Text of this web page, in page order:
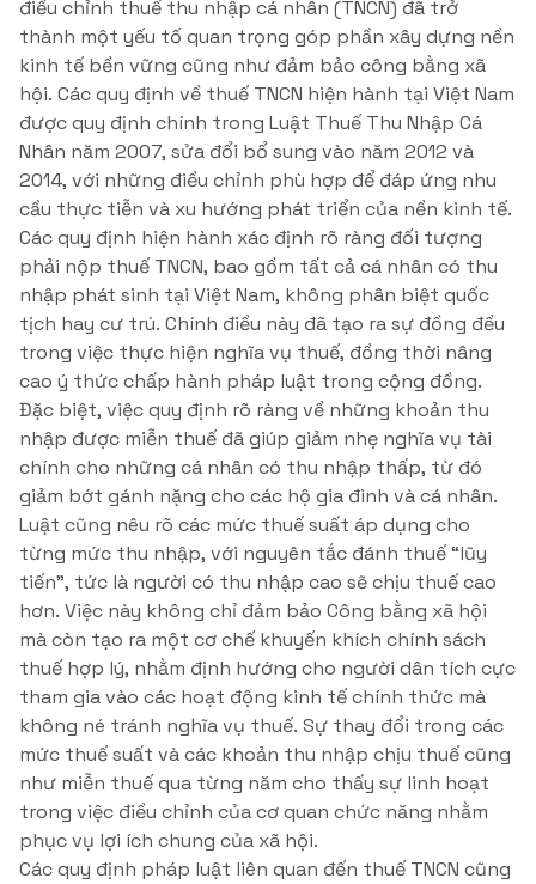
điều chỉnh thuế thu nhập cá nhân (TNCN) đã trở
thành một yếu tố quan trọng góp phần xây dựng nền
kinh tế bền vững cũng như đảm bảo công bằng xã
hội. Các quy định về thuế TNCN hiện hành tại Việt Nam
được quy định chính trong Luật Thuế Thu Nhập Cá
Nhân năm 2007, sửa đổi bổ sung vào năm 2012 và
2014, với những điều chỉnh phù hợp để đáp ứng nhu
cầu thực tiễn và xu hướng phát triển của nền kinh tế.
Các quy định hiện hành xác định rõ ràng đối tượng
phải nộp thuế TNCN, bao gồm tất cả cá nhân có thu
nhập phát sinh tại Việt Nam, không phân biệt quốc
tịch hay cư trú. Chính điều này đã tạo ra sự đồng đều
trong việc thực hiện nghĩa vụ thuế, đồng thời nâng
cao ý thức chấp hành pháp luật trong cộng đồng.
Đặc biệt, việc quy định rõ ràng về những khoản thu
nhập được miễn thuế đã giúp giảm nhẹ nghĩa vụ tài
chính cho những cá nhân có thu nhập thấp, từ đó
giảm bớt gánh nặng cho các hộ gia đình và cá nhân.
Luật cũng nêu rõ các mức thuế suất áp dụng cho
từng mức thu nhập, với nguyên tắc đánh thuế “lũy
tiến”, tức là người có thu nhập cao sẽ chịu thuế cao
hơn. Việc này không chỉ đảm bảo Công bằng xã hội
mà còn tạo ra một cơ chế khuyến khích chính sách
thuế hợp lý, nhằm định hướng cho người dân tích cực
tham gia vào các hoạt động kinh tế chính thức mà
không né tránh nghĩa vụ thuế. Sự thay đổi trong các
mức thuế suất và các khoản thu nhập chịu thuế cũng
như miễn thuế qua từng năm cho thấy sự linh hoạt
trong việc điều chỉnh của cơ quan chức năng nhằm
phục vụ lợi ích chung của xã hội.
Các quy định pháp luật liên quan đến thuế TNCN cũng